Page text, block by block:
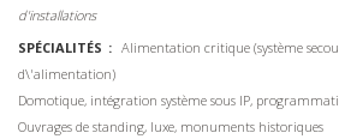
d'installations
SPÉCIALITÉS
Alimentation critique (système
d\'alimentation)
Domotique, intégration système sous IP,
Ouvrages de standing, luxe, monuments historiques